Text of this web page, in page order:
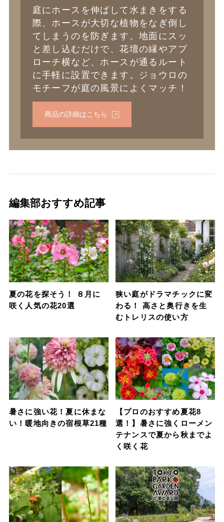
庭にホースを伸ばして水まきをする
際、ホースが大切な植物をなぎ倒し
てしまうのを防ぎます。地面にスッ
と差し込むだけで、花壇の縁やアプ
ローチ横など、ホースが通るルート
に手軽に設置できます。ジョウロの
モチーフが庭の風景によくマッチ！
商品の詳細はこちら
編集部おすすめ記事
夏の花を探そう！ ８月に
咲く人気の花20選
狭い庭がドラマチックに変
わる！ 高さと奥行きを生
むトレリスの使い方
暑さに強い花！夏に休まな
い！暖地向きの宿根草21種
【プロのおすすめ夏花8
選！】暑さに強くローメン
テナンスで夏から秋までよ
く咲く花